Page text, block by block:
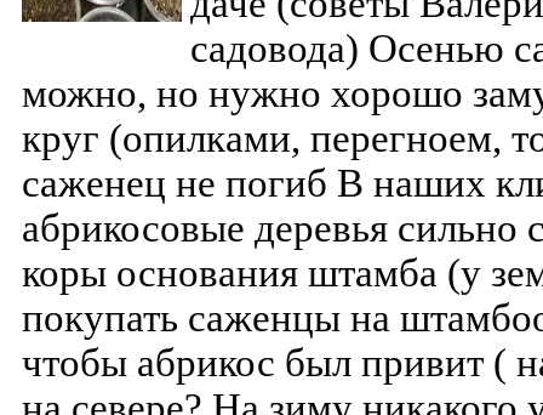
садовода) Осенью
можно, но нужно хорошо
круг (опилками, перегноем,
саженец не погиб В наших
абрикосовые деревья сильно
коры основания штамба (у
покупать саженцы на
чтобы абрикос был привит (